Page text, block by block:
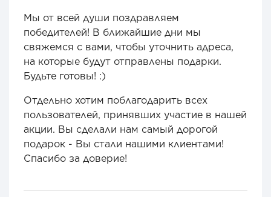
Мы от всей души поздравляем
победителей! В ближайшие дни мы
свяжемся с вами, чтобы уточнить адреса,
на которые будут отправлены подарки.
Будьте готовы! :)
Отдельно хотим поблагодарить всех
пользователей, принявших участие в нашей
акции. Вы сделали нам самый дорогой
подарок - Вы стали нашими клиентами!
Спасибо за доверие!